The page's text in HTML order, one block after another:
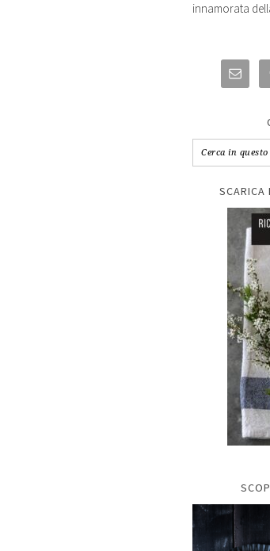
innamorata
SCARICA